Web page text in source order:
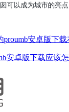
以成为城市的亮点
proumb安卓版下载
安卓版下载应该